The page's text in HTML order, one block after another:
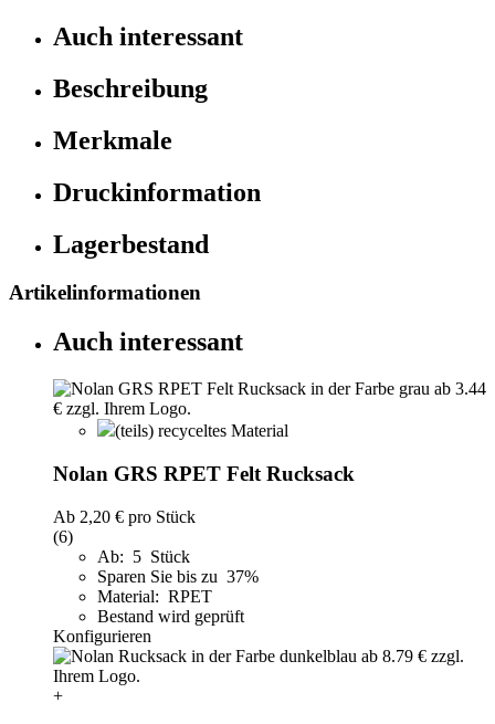
Auch interessant
Beschreibung
Merkmale
Druckinformation
Lagerbestand
Artikelinformationen
Auch interessant
(teils) recyceltes Material
Nolan GRS RPET Felt Rucksack
Ab 2,20 € pro Stück
(6)
Ab: 5 Stück
Sparen Sie bis zu 37%
Material: RPET
Bestand wird geprüft
Konfigurieren
+